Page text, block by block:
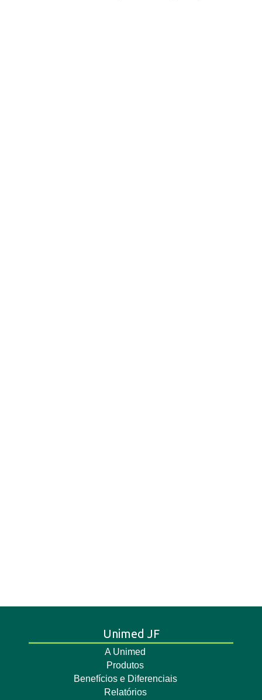
Unimed JF
A Unimed
Produtos
Benefícios e Diferenciais
Relatórios